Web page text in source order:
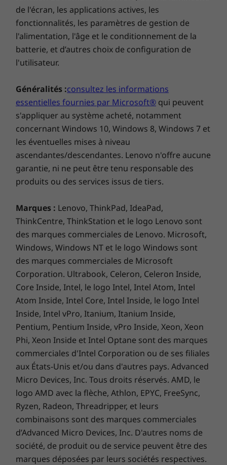
l’innovation se rencontrent. Nos appareils
certifiés et rigoureusement testés permettent
d'agrandir facilement vos espaces de réunion.
Mettez en valeur les petits espaces de réunion
les moins utilisés avec la technologie de
vidéoconférence moderne.
Performances et sécurité sur tous les
fronts
Performances et
sécurité sur tous les
fronts
Faites l'expérience d'une confidentialité et
d'une sécurité inégalées dès le début avec le
ThinkSmart Tiny Kit. Découvrez des
performances constantes et robustes pour
répondre à vos exigences avec Windows 11
préchargé qui fusionne avec l’écosystème de
Office 365. De plus, ses outils avancés de
gestion et de création de rapports maximisent
le potentiel de tous vos espaces de réunion,
dès la première utilisation.
Autres informations
Logiciels préinstallés
ThinkSmart Manager
Garantie
1 an de garantie de base
1 an Lenovo Premier Support
1 an de services professionnels ThinkSmart
Collaboration - Déploiement
1 an de services professionnels ThinkSmart
Collaboration – Maintenance
Spécifications techniques complètes
Référence des spécifications des produits :modèles,
spécifications, documents, compatibilité (en anglais)
Les caractéristiques et spécifications ci-contre ne reflètent pas forcément
les versions disponibles à la vente dans ce pays !
de l'écran, les applications actives, les
fonctionnalités, les paramètres de gestion de
l'alimentation, l'âge et le conditionnement de la
batterie, et d’autres choix de configuration de
l'utilisateur.
Généralités :consultez les informations
essentielles fournies par Microsoft® qui peuvent
s'appliquer au système acheté, notamment
concernant Windows 10, Windows 8, Windows 7 et
les éventuelles mises à niveau
ascendantes/descendantes. Lenovo n'offre aucune
garantie, ni ne peut être tenu responsable des
produits ou des services issus de tiers.
Marques : Lenovo, ThinkPad, IdeaPad,
ThinkCentre, ThinkStation et le logo Lenovo sont
des marques commerciales de Lenovo. Microsoft,
Windows, Windows NT et le logo Windows sont
des marques commerciales de Microsoft
Corporation. Ultrabook, Celeron, Celeron Inside,
Core Inside, Intel, le logo Intel, Intel Atom, Intel
Atom Inside, Intel Core, Intel Inside, le logo Intel
Inside, Intel vPro, Itanium, Itanium Inside,
Pentium, Pentium Inside, vPro Inside, Xeon, Xeon
Phi, Xeon Inside et Intel Optane sont des marques
commerciales d'Intel Corporation ou de ses filiales
aux États-Unis et/ou dans d'autres pays. Advanced
Micro Devices, Inc. Tous droits réservés. AMD, le
logo AMD avec la flèche, Athlon, EPYC, FreeSync,
Ryzen, Radeon, Threadripper, et leurs
combinaisons sont des marques commerciales
d’Advanced Micro Devices, Inc. D'autres noms de
société, de produit ou de service peuvent être des
marques déposées par leurs sociétés respectives.